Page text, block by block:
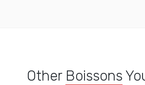
Other Boissons